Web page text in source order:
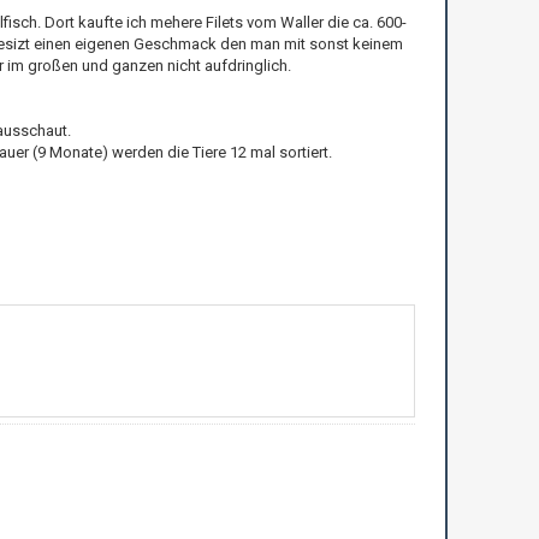
Dort kaufte ich mehere Filets vom Waller die ca. 600-
einen eigenen Geschmack den man mit sonst keinem
im großen und ganzen nicht aufdringlich.
(9 Monate) werden die Tiere 12 mal sortiert.